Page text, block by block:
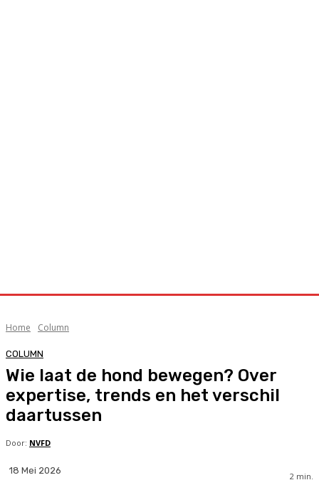
Home Column
COLUMN
Wie laat de hond bewegen? Over
expertise, trends en het verschil
daartussen
Door: NVFD
18 Mei 2026
2 min.